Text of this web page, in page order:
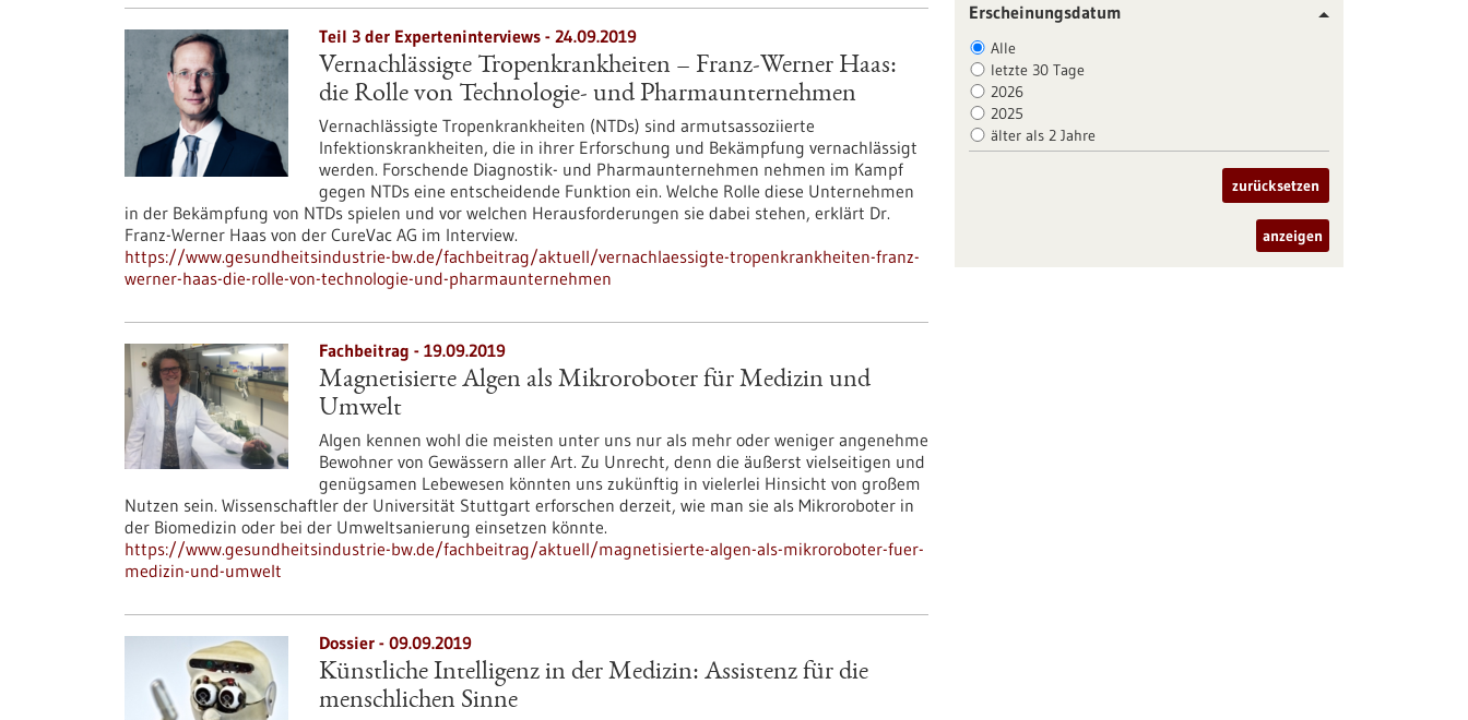
Teil 3 der Experteninterviews - 24.09.2019
Vernachlässigte Tropenkrankheiten – Franz-Werner Haas:
die Rolle von Technologie- und Pharmaunternehmen
Vernachlässigte Tropenkrankheiten (NTDs) sind armutsassoziierte
Infektionskrankheiten, die in ihrer Erforschung und Bekämpfung vernachlässigt
werden. Forschende Diagnostik- und Pharmaunternehmen nehmen im Kampf
gegen NTDs eine entscheidende Funktion ein. Welche Rolle diese Unternehmen
in der Bekämpfung von NTDs spielen und vor welchen Herausforderungen sie dabei stehen, erklärt Dr.
Franz-Werner Haas von der CureVac AG im Interview.
https://www.gesundheitsindustrie-bw.de/fachbeitrag/aktuell/vernachlaessigte-tropenkrankheiten-franz-
werner-haas-die-rolle-von-technologie-und-pharmaunternehmen
Fachbeitrag - 19.09.2019
Magnetisierte Algen als Mikroroboter für Medizin und
Umwelt
Algen kennen wohl die meisten unter uns nur als mehr oder weniger angenehme
Bewohner von Gewässern aller Art. Zu Unrecht, denn die äußerst vielseitigen und
genügsamen Lebewesen könnten uns zukünftig in vielerlei Hinsicht von großem
Nutzen sein. Wissenschaftler der Universität Stuttgart erforschen derzeit, wie man sie als Mikroroboter in
der Biomedizin oder bei der Umweltsanierung einsetzen könnte.
https://www.gesundheitsindustrie-bw.de/fachbeitrag/aktuell/magnetisierte-algen-als-mikroroboter-fuer-
medizin-und-umwelt
Dossier - 09.09.2019
Künstliche Intelligenz in der Medizin: Assistenz für die
menschlichen Sinne
Erscheinungsdatum
Alle
letzte 30 Tage
2026
2025
älter als 2 Jahre
zurücksetzen
anzeigen